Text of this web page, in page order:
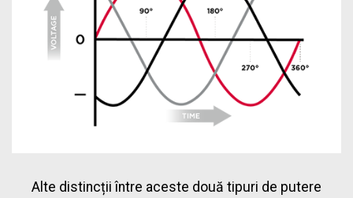
Alte distincții între aceste două tipuri de putere